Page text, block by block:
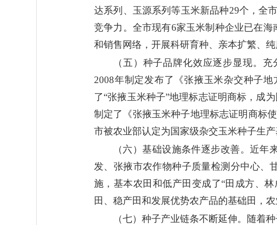
达系列、玉源系列等玉米新品种29个，全
竞争力。全市现有6家玉米制种企业已在
和销售网络，开展科研育种、亲本扩繁、
（五）种子品牌化效应逐步显现。
2008年制定发布了《张掖玉米杂交种子
了“张掖玉米种子”地理标志证明商标，成
制定了《张掖玉米种子地理标志证明商标
市被农业部认定为国家级杂交玉米种子生
（六）基础设施条件逐步改善。近
发、张掖市农作物种子质量检测分中心、
施，基本农田和低产田变成了“田成方、
田、稳产田和发展优势农产品的基础田，
（七）种子产业链条不断延伸。随着